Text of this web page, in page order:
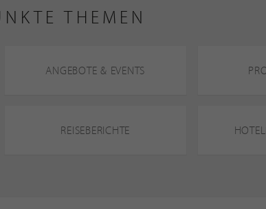
THEMEN
ANGEBOTE & EVENTS
REISEBERICHTE